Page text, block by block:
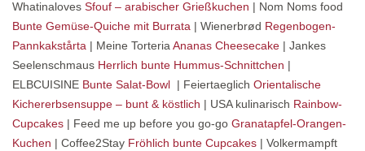
Whatinaloves Sfouf – arabischer Grießkuchen | Nom Noms food
Bunte Gemüse-Quiche mit Burrata | Wienerbrød Regenbogen-
Pannkakstårta | Meine Torteria Ananas Cheesecake | Jankes
Seelenschmaus Herrlich bunte Hummus-Schnittchen |
ELBCUISINE Bunte Salat-Bowl | Feiertaeglich Orientalische
Kichererbsensuppe – bunt & köstlich | USA kulinarisch Rainbow-
Cupcakes | Feed me up before you go-go Granatapfel-Orangen-
Kuchen | Coffee2Stay Fröhlich bunte Cupcakes | Volkermampft